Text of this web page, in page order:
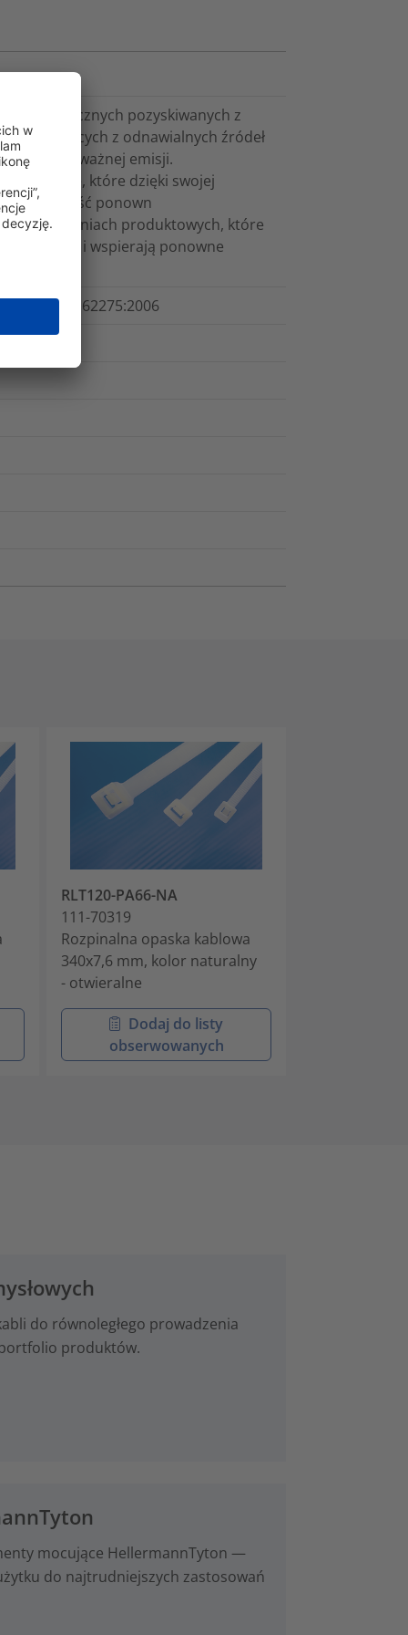
sztucznych pozyskiwanych z
z odnawialnych źródeł
równoważnej emisji.
które dzięki swojej
możliwość ponown
rozwiązaniach produktowych, które
trwałość i wspierają ponowne
62275, IEC 62275:2006
RLT120-PA66-NA
111-70319
Rozpinalna opaska kablowa
340x7,6 mm, kolor naturalny
- otwieralne
Dodaj do listy
obserwowanych
do równoległego prowadzenia
produktów.
mocujące HellermannTyton —
do najtrudniejszych zastosowań